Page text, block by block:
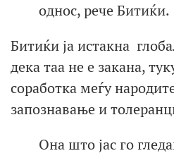
однос, рече Битиќи.
Битиќи ја истакна
дека таа не е закана,
соработка меѓу
запознавање и
Она што јас го